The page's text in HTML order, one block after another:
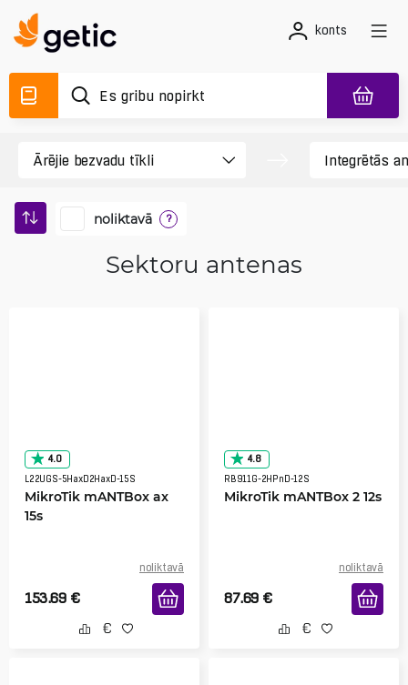
konts
noliktavā ?
Sektoru antenas
4.0
L22UGS-5HaxD2HaxD-15S
MikroTik mANTBox ax
15s
noliktavā
153.69 €
4.8
RB911G-2HPnD-12S
MikroTik mANTBox 2 12s
noliktavā
87.69 €